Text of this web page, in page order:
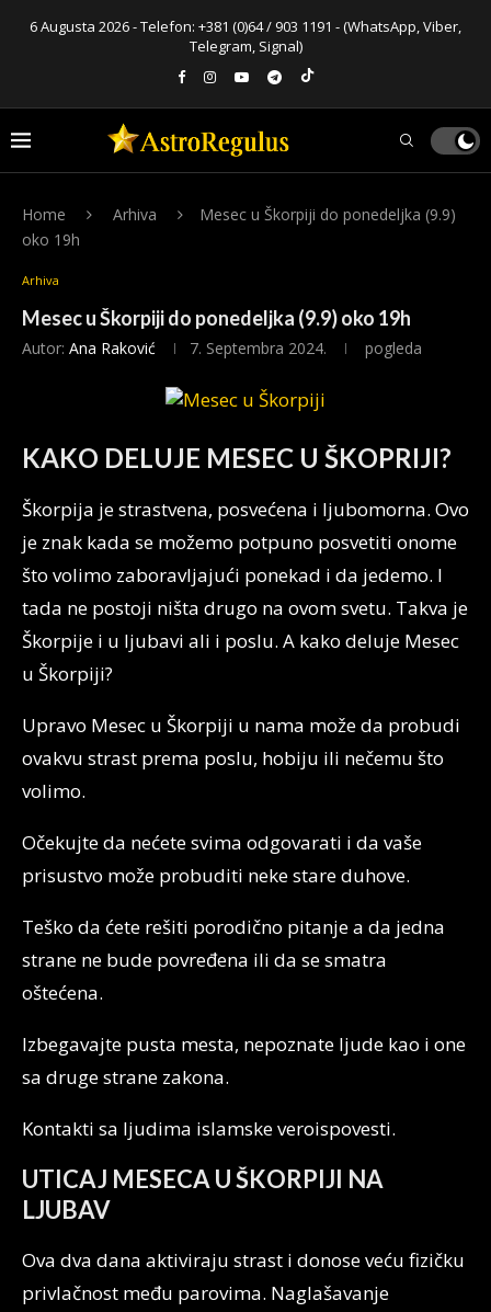
6 Augusta 2026 - Telefon: +381 (0)64 / 903 1191 - (WhatsApp, Viber,
Telegram, Signal)
Home Arhiva
Mesec u Škorpiji do ponedeljka (9.9)
oko 19h
Arhiva
Mesec u Škorpiji do ponedeljka (9.9) oko 19h
Autor: Ana Raković 7. Septembra 2024. pogleda
KAKO DELUJE MESEC U ŠKOPRIJI?
Škorpija je strastvena, posvećena i ljubomorna. Ovo
je znak kada se možemo potpuno posvetiti onome
što volimo zaboravljajući ponekad i da jedemo. I
tada ne postoji ništa drugo na ovom svetu. Takva je
Škorpije i u ljubavi ali i poslu. A kako deluje Mesec
u Škorpiji?
Upravo Mesec u Škorpiji u nama može da probudi
ovakvu strast prema poslu, hobiju ili nečemu što
volimo.
Očekujte da nećete svima odgovarati i da vaše
prisustvo može probuditi neke stare duhove.
Teško da ćete rešiti porodično pitanje a da jedna
strane ne bude povređena ili da se smatra
oštećena.
Izbegavajte pusta mesta, nepoznate ljude kao i one
sa druge strane zakona.
Kontakti sa ljudima islamske veroispovesti.
UTICAJ MESECA U ŠKORPIJI NA
LJUBAV
Ova dva dana aktiviraju strast i donose veću fizičku
privlačnost među parovima. Naglašavanje